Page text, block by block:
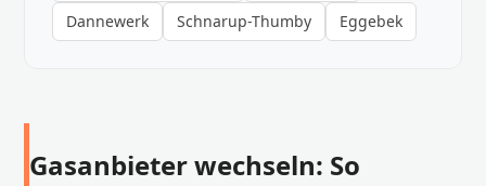
Dannewerk
Schnarup-Thumby Eggebek
Gasanbieter wechseln: So